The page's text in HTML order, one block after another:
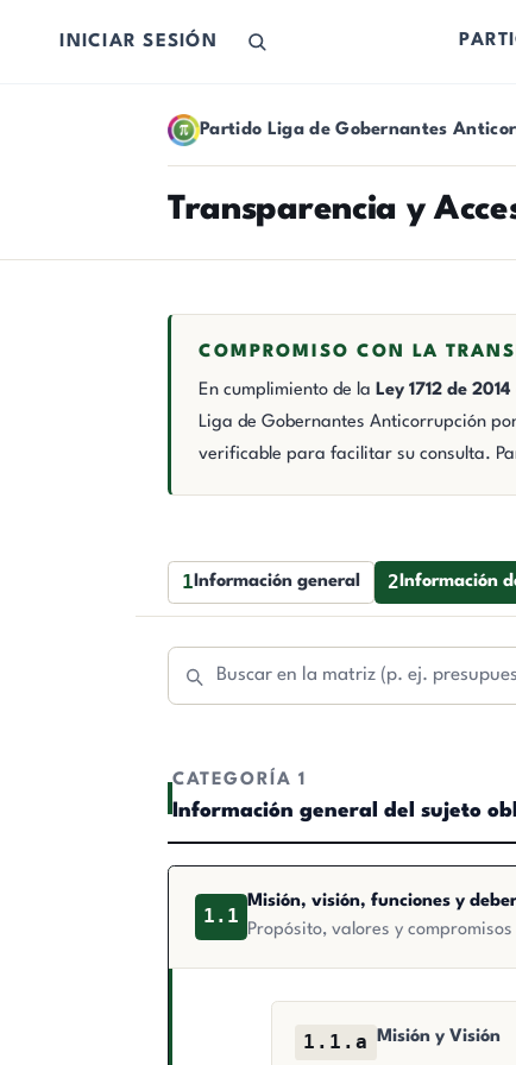
El Partido de los Ciudadanos
INICIAR SESIÓN
Partido Liga de Gobernantes
Transparencia y
COMPROMISO CON LA
En cumplimiento de la Ley 1712 de 2014
Liga de Gobernantes Anticorrupción
verificable para facilitar su consulta.
1 Información general 2 Información
CATEGORÍA 1
Información general del sujeto
1.1
Misión, visión, funciones y
Propósito, valores y
1.1.a Misión y Visión